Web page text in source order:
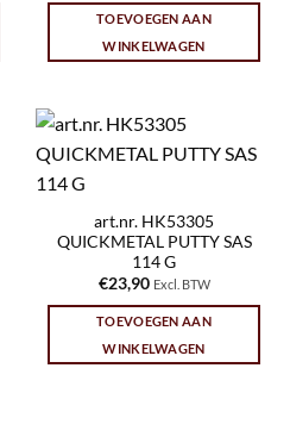
TOEVOEGEN AAN
WINKELWAGEN
art.nr. HK53305
QUICKMETAL PUTTY SAS
114 G
€23,90 Excl. BTW
TOEVOEGEN AAN
WINKELWAGEN